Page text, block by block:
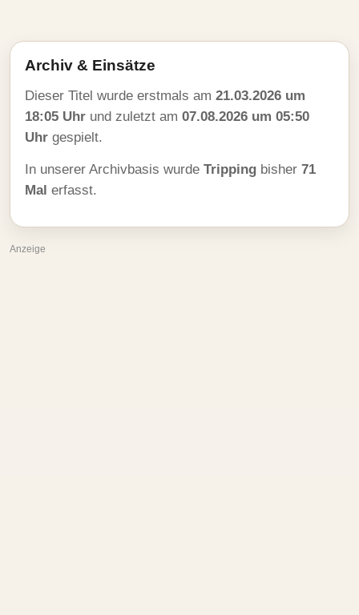
Archiv & Einsätze
Dieser Titel wurde erstmals am 21.03.2026 um
18:05 Uhr und zuletzt am 07.08.2026 um 05:50
Uhr gespielt.
In unserer Archivbasis wurde Tripping bisher 71
Mal erfasst.
Anzeige